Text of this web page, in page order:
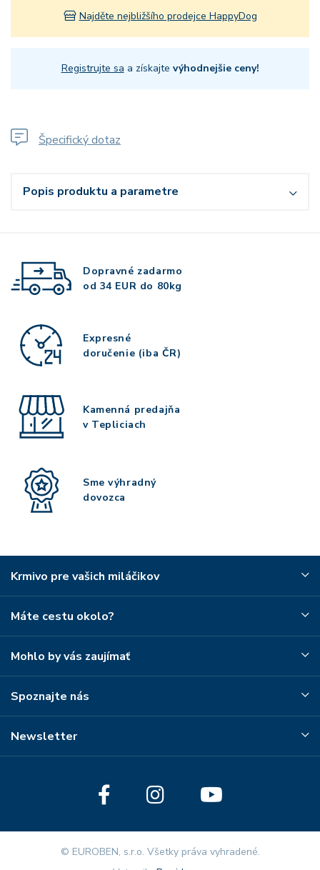
Najděte nejbližšího prodejce HappyDog
Registrujte sa a získajte výhodnejšie ceny!
Špecifický dotaz
Popis produktu a parametre
Dopravné zadarmo
od 34 EUR do 80kg
Expresné
doručenie (iba ČR)
Kamenná predajňa
v Tepliciach
Sme výhradný
dovozca
Krmivo pre vašich miláčikov
Máte cestu okolo?
Mohlo by vás zaujímať
Spoznajte nás
Newsletter
© EUROBEN, s.r.o. Všetky práva vyhradené.